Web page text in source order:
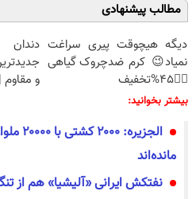
مطالب پیشنهادی
دیگه هیچوقت پیری سراغت
نمیاد😉 کرم ضدچروک گیاهی
👈🏻45%تخفیف
و
بیشتر بخوانید:
مانده‌اند
نفتکش ایرانی «آلیشیا» هم از